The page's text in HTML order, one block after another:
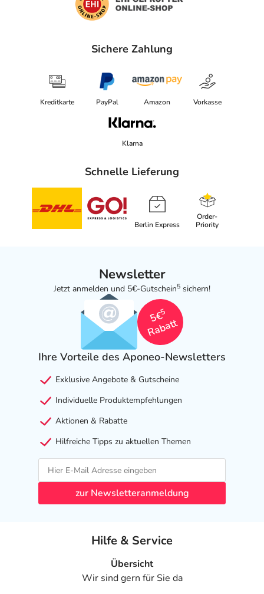
Sichere Zahlung
Kreditkarte PayPal Amazon Vorkasse
Klarna
Schnelle Lieferung
Berlin Express
Order-
Priority
Newsletter
Jetzt anmelden und 5€-Gutschein5 sichern!
5€
5
Rabatt
Ihre Vorteile des Aponeo-Newsletters
Exklusive Angebote & Gutscheine
Individuelle Produktempfehlungen
Aktionen & Rabatte
Hilfreiche Tipps zu aktuellen Themen
zur Newsletteranmeldung
Hilfe & Service
Übersicht
Wir sind gern für Sie da